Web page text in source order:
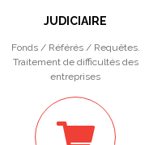
JUDICIAIRE
Fonds / Référés / Requêtes.
Traitement de difficultés des
entreprises